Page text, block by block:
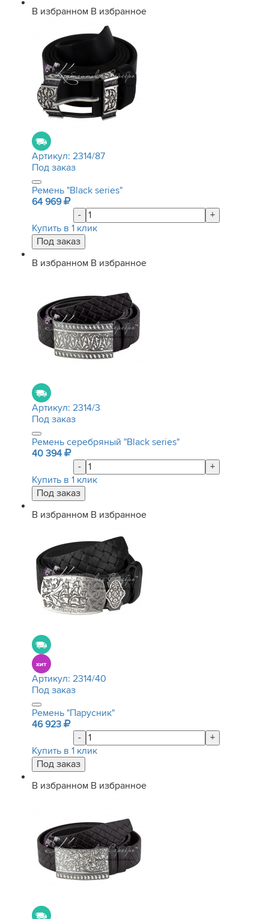
В избранном В избранное
Артикул: 2314/87
Под заказ
Ремень "Black series"
64 969
-
+
Купить в 1 клик
В избранном В избранное
Артикул: 2314/3
Под заказ
Ремень серебряный "Black series"
40 394
-
+
Купить в 1 клик
В избранном В избранное
Артикул: 2314/40
Под заказ
Ремень "Парусник"
46 923
-
+
Купить в 1 клик
В избранном В избранное